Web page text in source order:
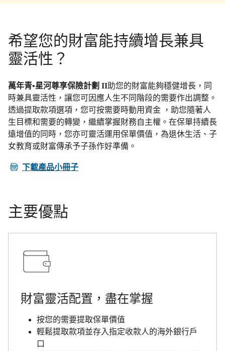
希望您的財富能持續增長兼具
靈活性？
萬年青•星河尊享保險計劃 II助您的財富能夠穩健增長，同
時兼具靈活性，讓您可因應人生不同階段的需要作出調整。
透過提取款項選項，您可按需要時動用資金 ，助您隨著人
生目標和需要的轉變，繼續掌握財務自主權。在保單持續長
遠增值的同時，您亦可靈活運用保單價值，為退休生活、子
女教育或財富傳承予子孫作好準備。
PDF下載產品小冊子
主要優點
財富靈活配置，盡在掌握
按您的需要提取保單價值
輕鬆提取款項並存入指定收款人的海外銀行戶
口